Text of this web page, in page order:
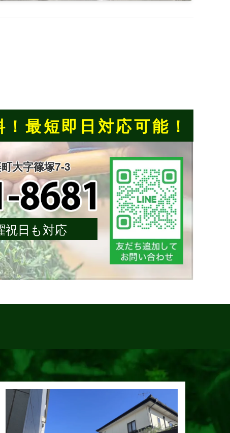
！最短即日対応可能！
大字篠塚7-3
祝日も対応